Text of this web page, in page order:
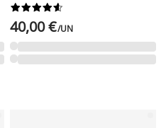






40,00 €/UN